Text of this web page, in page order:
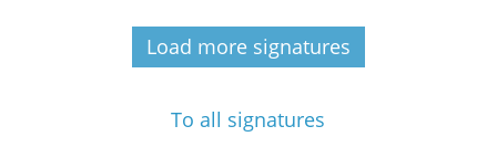
Load more signatures
To all signatures